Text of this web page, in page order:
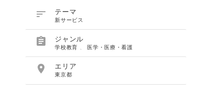
 テーマ
新サービス
 ジャンル
学校教育 、医学・医療・看護
 エリア
東京都